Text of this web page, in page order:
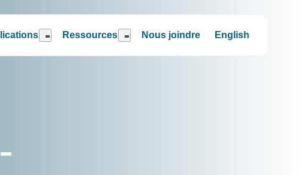
Ressources Nous joindre English